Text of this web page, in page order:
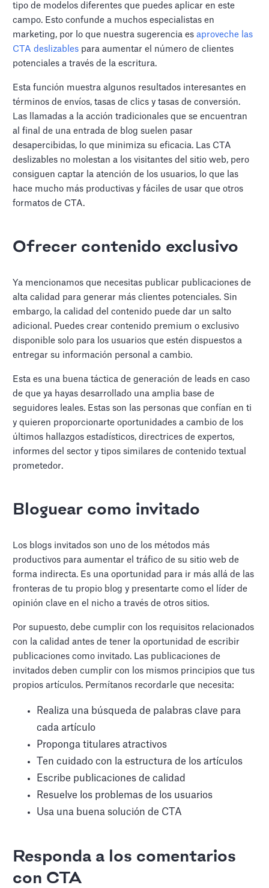
tipo de modelos diferentes que puedes aplicar en este
campo. Esto confunde a muchos especialistas en
marketing, por lo que nuestra sugerencia esaproveche las
CTA deslizables para aumentar el número de clientes
potenciales a través de la escritura.
Esta función muestra algunos resultados interesantes en
términos de envíos, tasas de clics y tasas de conversión.
Las llamadas a la acción tradicionales que se encuentran
al final de una entrada de blog suelen pasar
desapercibidas, lo que minimiza su eficacia. Las CTA
deslizables no molestan a los visitantes del sitio web, pero
consiguen captar la atención de los usuarios, lo que las
hace mucho más productivas y fáciles de usar que otros
formatos de CTA.
Ofrecer contenido exclusivo
Ya mencionamos que necesitas publicar publicaciones de
alta calidad para generar más clientes potenciales. Sin
embargo, la calidad del contenido puede dar un salto
adicional. Puedes crear contenido premium o exclusivo
disponible solo para los usuarios que estén dispuestos a
entregar su información personal a cambio.
Esta es una buena táctica de generación de leads en caso
de que ya hayas desarrollado una amplia base de
seguidores leales. Estas son las personas que confían en ti
y quieren proporcionarte oportunidades a cambio de los
últimos hallazgos estadísticos, directrices de expertos,
informes del sector y tipos similares de contenido textual
prometedor.
Bloguear como invitado
Los blogs invitados son uno de los métodos más
productivos para aumentar el tráfico de su sitio web de
forma indirecta. Es una oportunidad para ir más allá de las
fronteras de tu propio blog y presentarte como el líder de
opinión clave en el nicho a través de otros sitios.
Por supuesto, debe cumplir con los requisitos relacionados
con la calidad antes de tener la oportunidad de escribir
publicaciones como invitado. Las publicaciones de
invitados deben cumplir con los mismos principios que tus
propios artículos. Permítanos recordarle que necesita:
Realiza una búsqueda de palabras clave para
cada artículo
Proponga titulares atractivos
Ten cuidado con la estructura de los artículos
Escribe publicaciones de calidad
Resuelve los problemas de los usuarios
Usa una buena solución de CTA
Responda a los comentarios
con CTA